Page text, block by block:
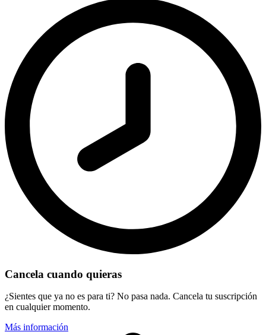
Cancela cuando quieras
¿Sientes que ya no es para ti? No pasa nada. Cancela tu suscripción
en cualquier momento.
Más información